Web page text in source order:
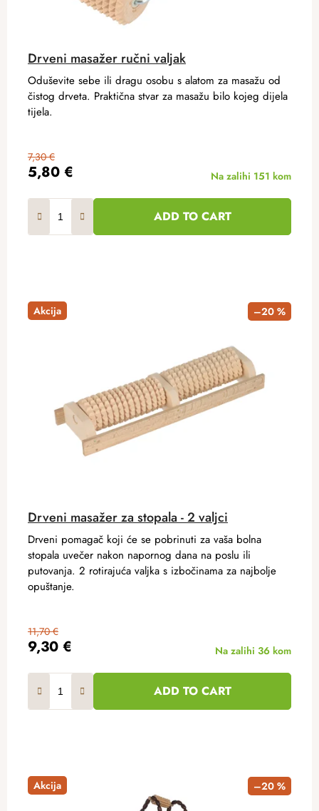
Drveni masažer ručni valjak
5,80 €
7,30 €
Na zalihi 151 kom
ADD TO CART
Oduševite sebe ili dragu osobu s alatom za masažu od
čistog drveta. Praktična stvar za masažu bilo kojeg dijela
tijela.
Akcija –20 %
Drveni masažer za stopala - 2 valjci
9,30 €
11,70 €
Na zalihi 36 kom
ADD TO CART
Drveni pomagač koji će se pobrinuti za vaša bolna
stopala uvečer nakon napornog dana na poslu ili
putovanja. 2 rotirajuća valjka s izbočinama za najbolje
opuštanje.
Akcija –20 %